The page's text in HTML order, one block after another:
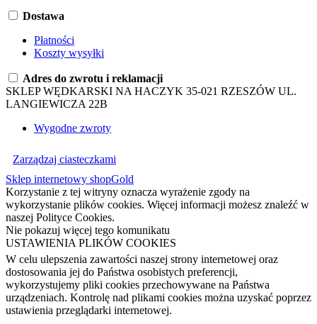
Dostawa
Płatności
Koszty wysyłki
Adres do zwrotu i reklamacji
SKLEP WĘDKARSKI NA HACZYK 35-021 RZESZÓW UL.
LANGIEWICZA 22B
Wygodne zwroty
Zarządzaj ciasteczkami
Sklep internetowy shopGold
Korzystanie z tej witryny oznacza wyrażenie zgody na
wykorzystanie plików cookies. Więcej informacji możesz znaleźć w
naszej Polityce Cookies.
Nie pokazuj więcej tego komunikatu
USTAWIENIA PLIKÓW COOKIES
W celu ulepszenia zawartości naszej strony internetowej oraz
dostosowania jej do Państwa osobistych preferencji,
wykorzystujemy pliki cookies przechowywane na Państwa
urządzeniach. Kontrolę nad plikami cookies można uzyskać poprzez
ustawienia przeglądarki internetowej.